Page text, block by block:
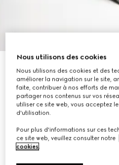
Sac à main Ophidia mini
CHF 1,240
Nous utilisons des cookies
Nous utilisons des cookies et des
améliorer la navigation sur le site,
faite, contribuer à nos efforts de
partager nos contenus sur vos
utiliser ce site web, vous acceptez
d'utilisation.
Pour plus d'informations sur ces
ce site web, veuillez consulter notre
cookies.